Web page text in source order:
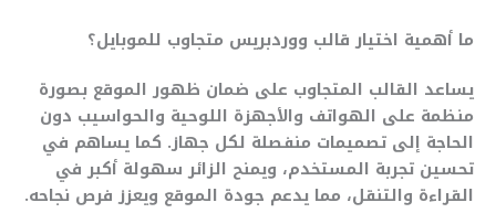
ما أهمية اختيار قالب ووردبريس متجاوب للموبايل؟
يساعد القالب المتجاوب على ضمان ظهور الموقع بصورة
منظمة على الهواتف والأجهزة اللوحية والحواسيب دون
الحاجة إلى تصميمات منفصلة لكل جهاز. كما يساهم في
تحسين تجربة المستخدم، ويمنح الزائر سهولة أكبر في
القراءة والتنقل، مما يدعم جودة الموقع ويعزز فرص نجاحه.